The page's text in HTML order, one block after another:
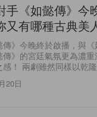
手《如懿傳》今
又有哪種古典美
》今晚終於啟播，與
》的宮廷氣氛更為濃
！ 兩劇雖然同樣以乾
20日